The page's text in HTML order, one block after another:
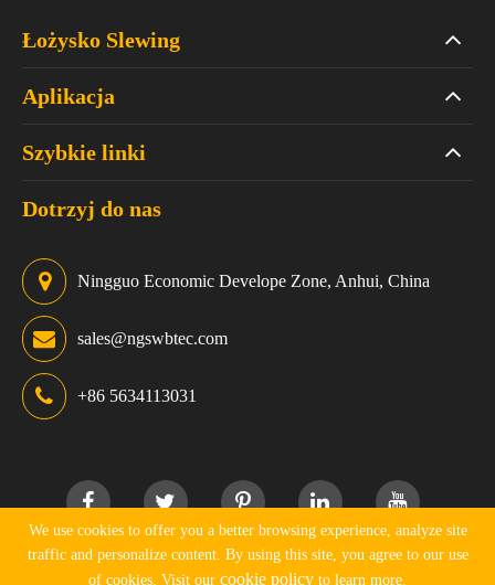
Łożysko Slewing
Aplikacja
Szybkie linki
Dotrzyj do nas
Ningguo Economic Develope Zone, Anhui, China
sales@ngswbtec.com
+86 5634113031
Prawa autorskie ©Ningguo Swbtec Industry Co., Ltd.
We use cookies to offer you a better browsing experience, analyze site
traffic and personalize content. By using this site, you agree to our use
of cookies. Visit our cookie policy to learn more.